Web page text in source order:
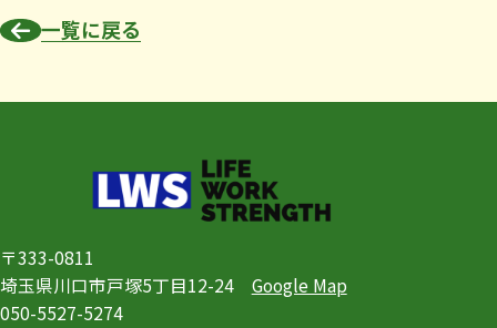
一覧に戻る
〒333-0811
埼玉県川口市戸塚5丁目12-24
Google Map
050-5527-5274